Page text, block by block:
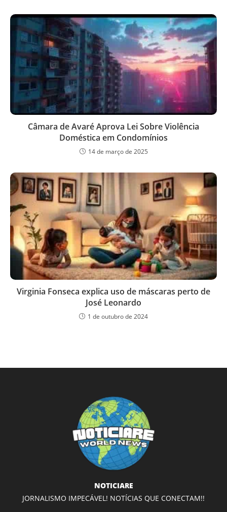
Câmara de Avaré Aprova Lei Sobre Violência
Doméstica em Condomínios
14 de março de 2025
Virginia Fonseca explica uso de máscaras perto de
José Leonardo
1 de outubro de 2024
NOTICIARE
JORNALISMO IMPECÁVEL! NOTÍCIAS QUE CONECTAM!!